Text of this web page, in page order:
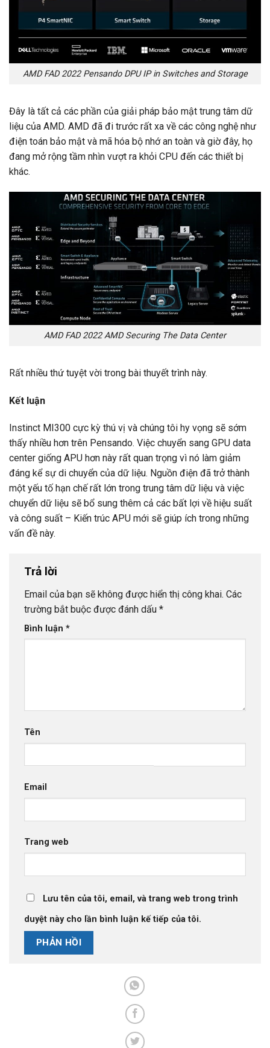
AMD FAD 2022 Pensando DPU IP in Switches and Storage
Đây là tất cả các phần của giải pháp bảo mật trung tâm dữ
liệu của AMD. AMD đã đi trước rất xa về các công nghệ như
điện toán bảo mật và mã hóa bộ nhớ an toàn và giờ đây, họ
đang mở rộng tầm nhìn vượt ra khỏi CPU đến các thiết bị
khác.
AMD FAD 2022 AMD Securing The Data Center
Rất nhiều thứ tuyệt vời trong bài thuyết trình này.
Kết luận
Instinct MI300 cực kỳ thú vị và chúng tôi hy vọng sẽ sớm
thấy nhiều hơn trên Pensando. Việc chuyển sang GPU data
center giống APU hơn này rất quan trọng vì nó làm giảm
đáng kể sự di chuyển của dữ liệu. Nguồn điện đã trở thành
một yếu tố hạn chế rất lớn trong trung tâm dữ liệu và việc
chuyển dữ liệu sẽ bổ sung thêm cả các bất lợi về hiệu suất
và công suất – Kiến ​​trúc APU mới sẽ giúp ích trong những
vấn đề này.
Trả lời
Email của bạn sẽ không được hiển thị công khai. Các
trường bắt buộc được đánh dấu *
Bình luận *
Tên
Email
Trang web
Lưu tên của tôi, email, và trang web trong trình
duyệt này cho lần bình luận kế tiếp của tôi.